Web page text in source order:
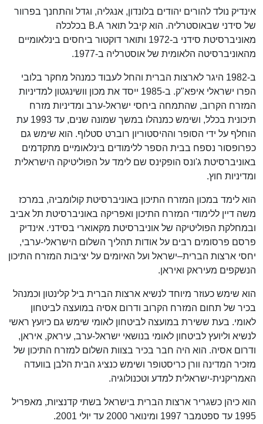
אינדיק נולד להורים יהודים בלונדון, אנגליה, וגדל והתחנך בפרוור
של סידני שבאוסטרליה. הוא קיבל תואר B.A בכלכלה
מאוניברסיטת סידני ב-1972 ותואר דוקטור ביחסים בינלאומיים
מהאוניברסיטה הלאומית של אוסטרליה ב-1977.
ב-1982 היגר לארצות הברית והחל לעבוד כמנהל מחקר בלובי
הפרו ישראלי איפא"ק. ב-1985 ייסד את מכון וושינגטון למדיניות
המזרח הקרוב, שהתמחה ביחסי ישראל-ערב ומדיניות מזרח
תיכונית בכלל, ושימש כמנהלו במשך שמונה שנים, עד 1993 עת
הוחלף על ידי הסופר וההיסטוריון רוברט סטלוף. הוא שימש גם
כפרופסור נספח בבית הספר ללימודים בינלאומיים מתקדמים
באוניברסיטת ג'ונס הופקינס שם לימד על הפוליטיקה הישראלית
ומדיניות חוץ.
הוא לימד במכון המזרח התיכון באוניברסיטת קולומביה, במרכז
משה דיין ללימודי המזרח התיכון ואפריקה באוניברסיטת תל אביב
ובמחלקת הפוליטיקה של אוניברסיטת מקאוארי בסידני. אינדיק
פרסם פרסומים רבים על אודות תהליך השלום הישראלי-ערבי,
יחסי ארצות הברית–ישראל ועל האיומים על יציבות המזרח התיכון
הנשקפים מעיראק ואיראן.
הוא שימש כעוזר מיוחד לנשיא ארצות הברית ביל קלינטון וכמנהל
בכיר של תחום המזרח הקרוב ודרום אסיה במועצה לביטחון
לאומי. בעת ששירת במועצה לביטחון לאומי שימש גם כיועץ ראשי
לנשיא וליועץ לביטחון לאומי בנושאי ישראל-ערב, עיראק, איראן,
ודרום אסיה. הוא היה חבר בכיר בצוות השלום למזרח התיכון של
מזכיר המדינה וורן כריסטופר ושימש כנציג הבית הלבן בוועדה
האמריקנית-ישראלית למדע וטכנולוגיה.
הוא כיהן כשגריר ארצות הברית בישראל בשתי קדנציות, מאפריל
1995 עד ספטמבר 1997 ומינואר 2000 עד יולי 2001.